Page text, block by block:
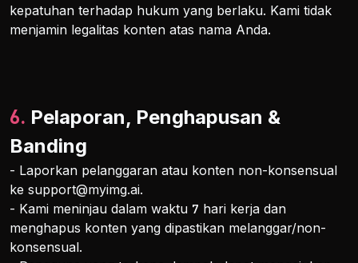
kepatuhan terhadap hukum yang berlaku. Kami tidak
menjamin legalitas konten atas nama Anda.
6. Pelaporan, Penghapusan &
Banding
- Laporkan pelanggaran atau konten non-konsensual
ke support@myimg.ai.
- Kami meninjau dalam waktu 7 hari kerja dan
menghapus konten yang dipastikan melanggar/non-
konsensual.